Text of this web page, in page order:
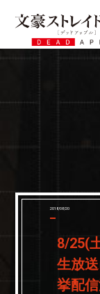
2018/08/20
8/25(
生放
挙配信